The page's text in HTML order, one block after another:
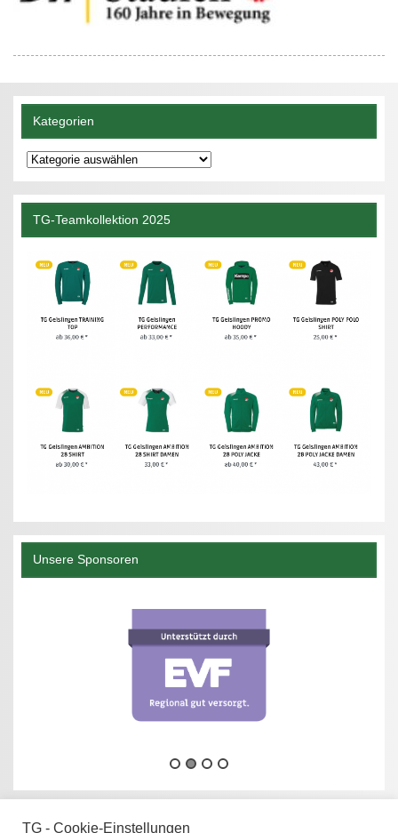
Kategorien
Kategorien
TG-Teamkollektion 2025
Unsere Sponsoren
TG - Cookie-Einstellungen